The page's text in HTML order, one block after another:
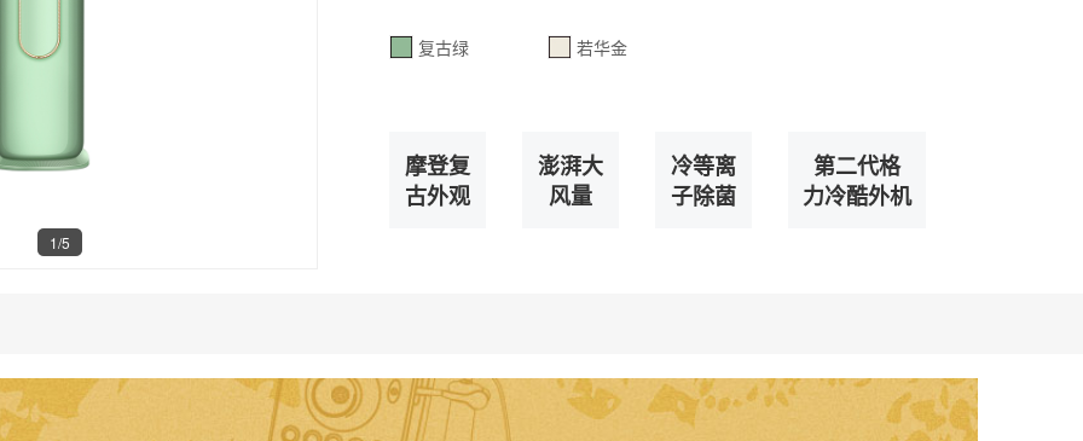
1/5
复古绿 若华金
摩登复
古外观
澎湃大
风量
冷等离
子除菌
第二代格
力冷酷外机